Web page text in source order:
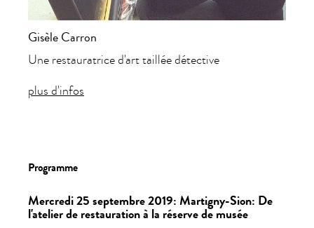
Gisèle Carron
Une restauratrice d'art taillée détective
plus d'infos
Programme
Mercredi 25 septembre 2019: Martigny-Sion: De
l'atelier de restauration à la réserve de musée